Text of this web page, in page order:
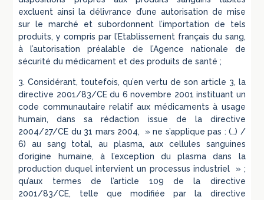
excluent ainsi la délivrance d’une autorisation de mise
sur le marché et subordonnent l’importation de tels
produits, y compris par l’Etablissement français du sang,
à l’autorisation préalable de l’Agence nationale de
sécurité du médicament et des produits de santé ;
3. Considérant, toutefois, qu’en vertu de son article 3, la
directive 2001/83/CE du 6 novembre 2001 instituant un
code communautaire relatif aux médicaments à usage
humain, dans sa rédaction issue de la directive
2004/27/CE du 31 mars 2004, » ne s’applique pas : (…) /
6) au sang total, au plasma, aux cellules sanguines
d’origine humaine, à l’exception du plasma dans la
production duquel intervient un processus industriel » ;
qu’aux termes de l’article 109 de la directive
2001/83/CE, telle que modifiée par la directive